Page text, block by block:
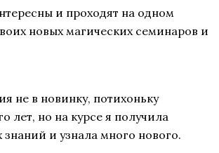
и проходят на одном
новых магических семинаров и
не в новинку, потихоньку
лет, но на курсе я получила
знаний и узнала много нового.